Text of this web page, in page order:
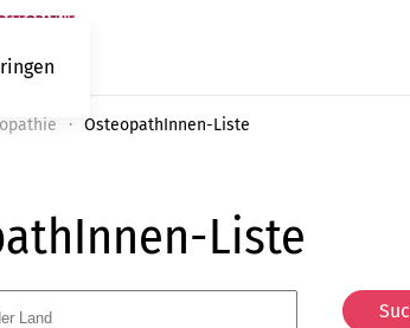
OsteopathInnen-Liste
Liste